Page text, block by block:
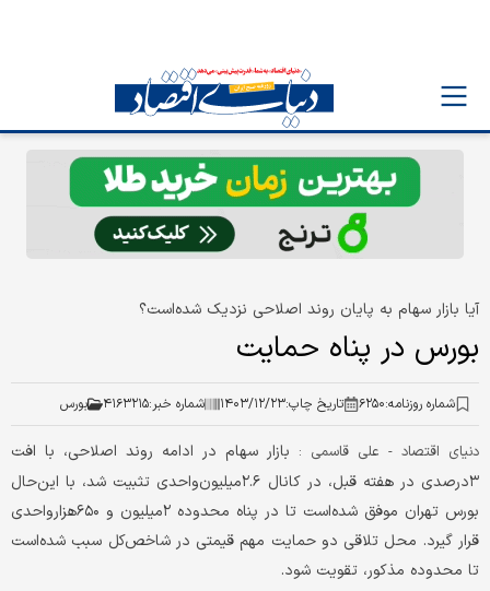
آیا بازار سهام به پایان روند اصلاحی نزدیک شده‌است؟
بورس در پناه حمایت
شماره روزنامه:۶۲۵۰ تاریخ چاپ:۱۴۰۳/۱۲/۲۳ شماره خبر:۴۱۶۳۲۱۵ بورس
دنیای اقتصاد - علی قاسمی : بازار سهام در ادامه روند اصلاحی، با افت
۳درصدی در هفته قبل، در کانال ۲.۶میلیون‌واحدی تثبیت شد، با این‌حال
بورس تهران موفق شده‌است تا در پناه محدوده ۲میلیون و ۶۵۰هزار‌واحدی
قرار گیرد. محل تلاقی دو حمایت مهم قیمتی در شاخص‌کل سبب شده‌است
تا محدوده مذکور، تقویت شود.